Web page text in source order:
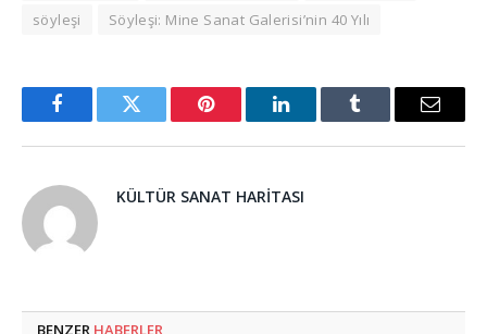
söyleşi
Söyleşi: Mine Sanat Galerisi’nin 40 Yılı
FacebookTwitter Pinterest LinkedInTumblr Email
KÜLTÜR SANAT HARITASI
BENZER HABERLER